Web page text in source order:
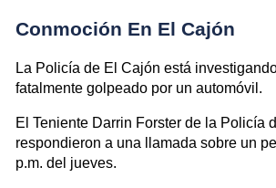
Conmoción En El Cajón
La Policía de El Cajón está
fatalmente golpeado por un automóvil.
El Teniente Darrin Forster de la Policía
respondieron a una llamada sobre un
p.m. del jueves.